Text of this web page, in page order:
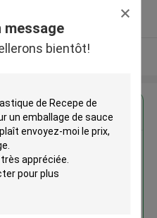
message
bientôt!
plus
en plastique de
capsule du gramme